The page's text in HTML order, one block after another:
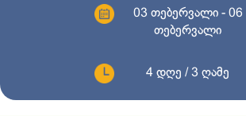
03 თებერვალი - 06
თებერვალი
4 დღე / 3 ღამე